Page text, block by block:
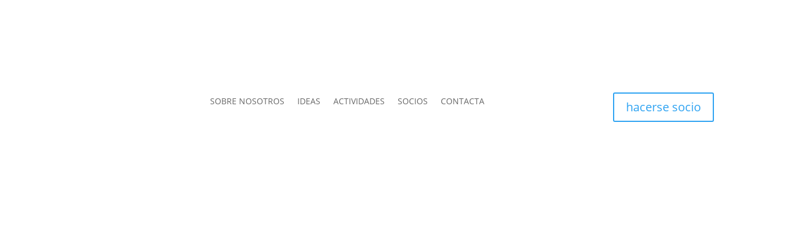
SOBRE NOSOTROS IDEAS ACTIVIDADES SOCIOS CONTACTA hacerse socio